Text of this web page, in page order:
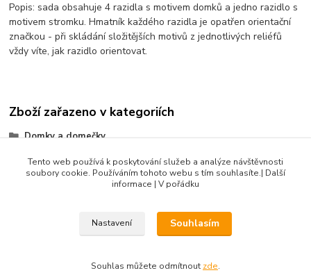
Popis: sada obsahuje 4 razidla s motivem domků a jedno razidlo s
motivem stromku. Hmatník každého razidla je opatřen orientační
značkou - při skládání složitějších motivů z jednotlivých reliéfů
vždy víte, jak razidlo orientovat.
Zboží zařazeno v kategoriích
Domky a domečky
Valentýn a srdcovky
Sady razidel
Tento web používá k poskytování služeb a analýze návštěvnosti
soubory cookie. Používáním tohoto webu s tím souhlasíte.| Další
informace | V pořádku
Nastavení Souhlasím
Souhlas můžete odmítnout zde.